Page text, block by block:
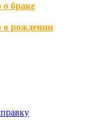
о браке
о рождении